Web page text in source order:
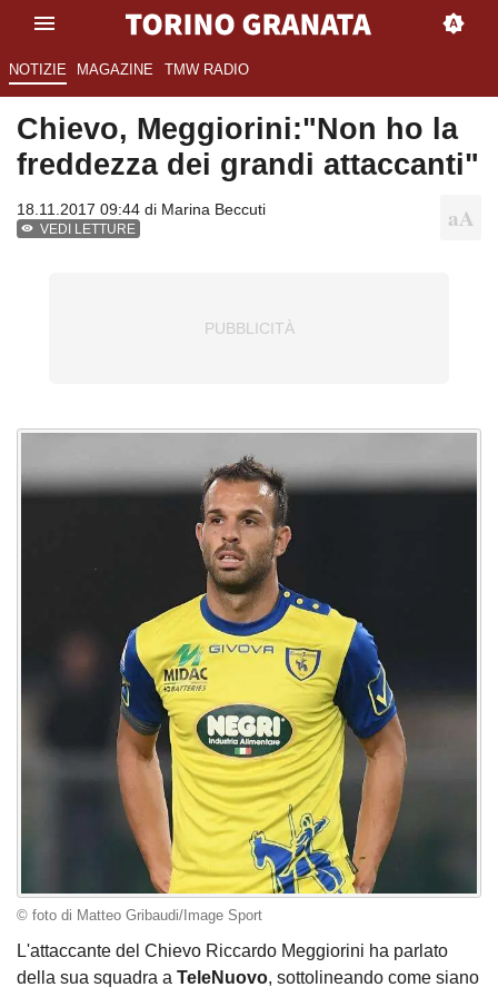
NOTIZIE MAGAZINE TMW RADIO
Chievo, Meggiorini:"Non ho la
freddezza dei grandi attaccanti"
18.11.2017 09:44 di Marina Beccuti
VEDI LETTURE
© foto di Matteo Gribaudi/Image Sport
L'attaccante del Chievo Riccardo Meggiorini ha parlato
della sua squadra a TeleNuovo, sottolineando come siano